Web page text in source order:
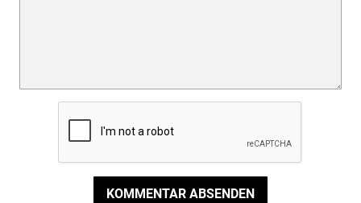
KOMMENTAR ABSENDEN